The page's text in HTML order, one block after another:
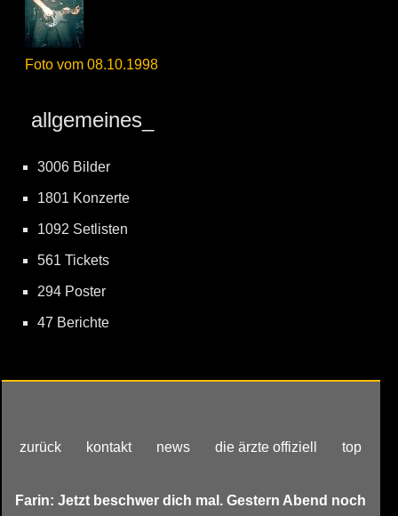
Foto vom 08.10.1998
allgemeines_
3006 Bilder
1801 Konzerte
1092 Setlisten
561 Tickets
294 Poster
47 Berichte
zurück kontakt news die ärzte offiziell top
Farin: Jetzt beschwer dich mal. Gestern Abend noch